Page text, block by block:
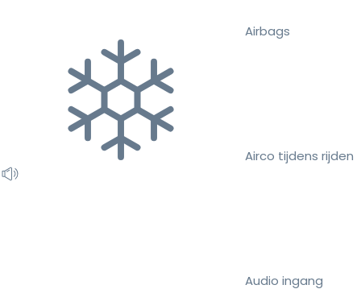
Airbags
Airco tijdens rijden
Audio ingang